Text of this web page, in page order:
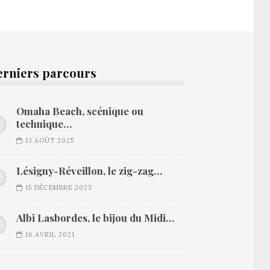
parcours
Omaha Beach, scénique ou
technique…
13 AOÛT 2025
Lésigny-Réveillon, le zig-zag…
15 DÉCEMBRE 2023
Albi Lasbordes, le bijou du Midi…
16 AVRIL 2021